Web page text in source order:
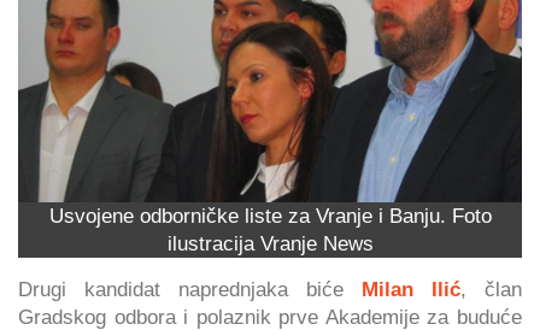
Usvojene odborničke liste za Vranje i Banju. Foto
ilustracija Vranje News
Drugi kandidat naprednjaka biće Milan Ilić, član
Gradskog odbora i polaznik prve Akademije za buduće